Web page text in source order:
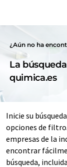
¿Aún no ha
La
quimica.es
Inicie su
opciones de
empresas de la
encontrar
búsqueda,